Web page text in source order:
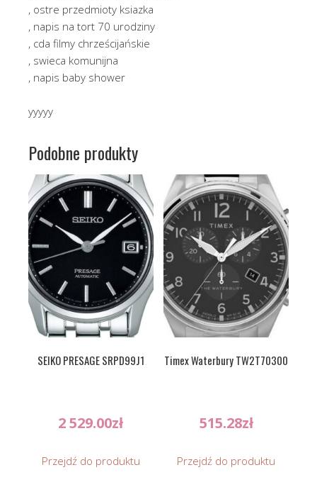
, ostre przedmioty ksiazka
, napis na tort 70 urodziny
, cda filmy chrześcijańskie
, swieca komunijna
, napis baby shower
yyyyy
Podobne produkty
SEIKO PRESAGE SRPD99J1
2 529.00zł
Przejdź do produktu
Timex Waterbury TW2T70300
515.28zł
Przejdź do produktu